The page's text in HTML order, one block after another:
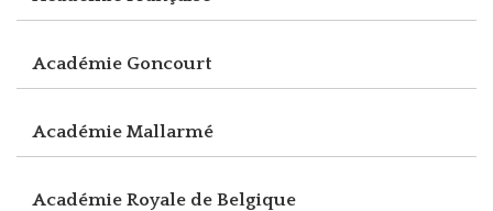
Académie Goncourt
Académie Mallarmé
Académie Royale de Belgique